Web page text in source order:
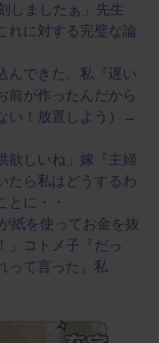
しましたぁ」先生
れに対する完璧な論
んできた。私『遅い
前が作ったんだから
い！放置しよう）→
欲しいね」嫁『主婦
たら私はどうするわ
に・・
紙を使ってお金を抜
」コトメ子『だっ
って言った』私